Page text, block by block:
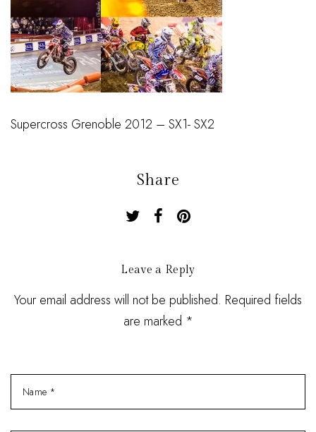
Supercross Grenoble 2012 – SX1- SX2
Share
Leave a Reply
Your email address will not be published. Required fields
are marked *